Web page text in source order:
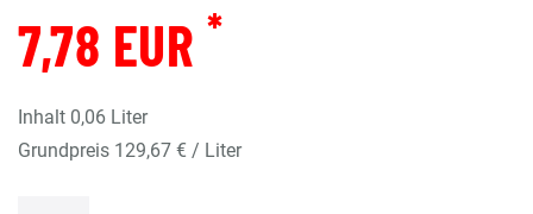
7,78 EUR *
Inhalt 0,06 Liter
Grundpreis 129,67 € / Liter